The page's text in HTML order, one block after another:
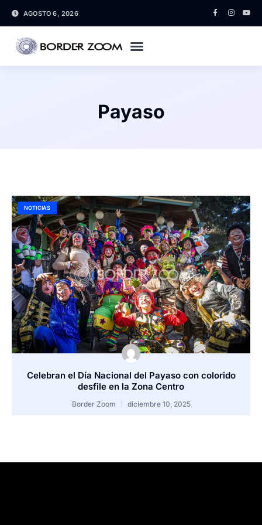
AGOSTO 6, 2026
Payaso
NOTICIAS
Celebran el Día Nacional del Payaso con colorido
desfile en la Zona Centro
Border Zoom diciembre 10, 2025